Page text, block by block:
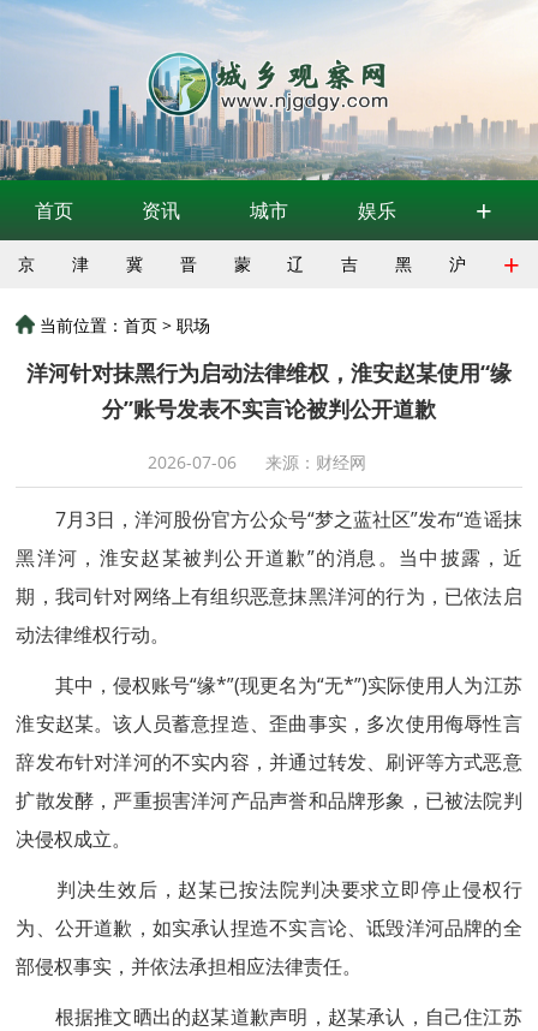
首页 资讯 城市 娱乐 +
京 津 冀 晋 蒙 辽 吉 黑 沪 +
当前位置：首页 >职场
洋河针对抹黑行为启动法律维权，淮安赵某使用“缘
分”账号发表不实言论被判公开道歉
2026-07-06 来源：财经网
7月3日，洋河股份官方公众号“梦之蓝社区”发布“造谣抹
黑洋河，淮安赵某被判公开道歉”的消息。当中披露，近
期，我司针对网络上有组织恶意抹黑洋河的行为，已依法启
动法律维权行动。
其中，侵权账号“缘*”(现更名为“无*”)实际使用人为江苏
淮安赵某。该人员蓄意捏造、歪曲事实，多次使用侮辱性言
辞发布针对洋河的不实内容，并通过转发、刷评等方式恶意
扩散发酵，严重损害洋河产品声誉和品牌形象，已被法院判
决侵权成立。
判决生效后，赵某已按法院判决要求立即停止侵权行
为、公开道歉，如实承认捏造不实言论、诋毁洋河品牌的全
部侵权事实，并依法承担相应法律责任。
根据推文晒出的赵某道歉声明，赵某承认，自己住江苏